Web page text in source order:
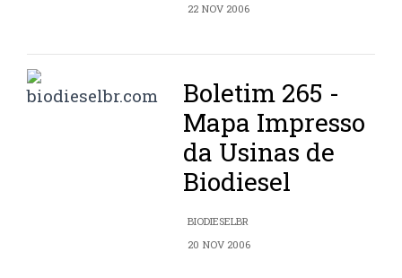
22 NOV 2006
Boletim 265 -
Mapa Impresso
da Usinas de
Biodiesel
BIODIESELBR
20 NOV 2006